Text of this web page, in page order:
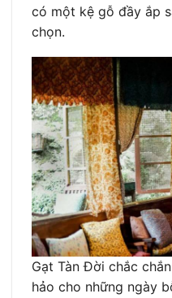
có một kệ gỗ đầy ắp
chọn.
Gạt Tàn Đời chắc
hảo cho những ngày